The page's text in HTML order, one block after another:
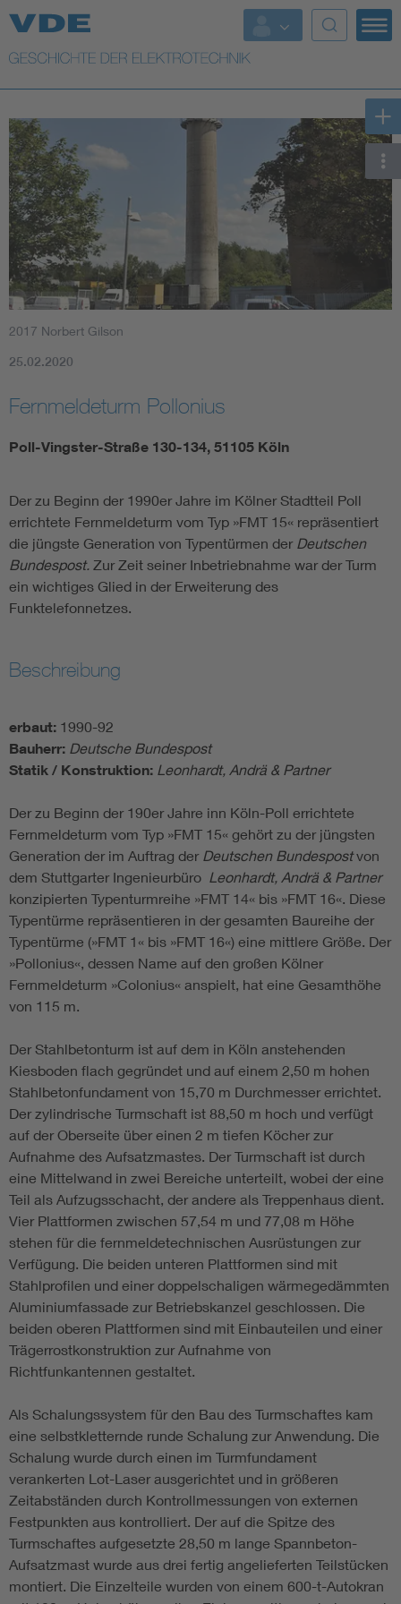
Top Themen
Weitere Themen
2017 Norbert Gilson
25.02.2020
Fernmeldeturm Pollonius
Poll-Vingster-Straße 130-134, 51105 Köln
Der zu Beginn der 1990er Jahre im Kölner Stadtteil Poll
errichtete Fernmeldeturm vom Typ »FMT 15« repräsentiert
die jüngste Generation von Typentürmen der Deutschen
Bundespost. Zur Zeit seiner Inbetriebnahme war der Turm
ein wichtiges Glied in der Erweiterung des
Funktelefonnetzes.
Beschreibung
erbaut: 1990-92
Bauherr: Deutsche Bundespost
Statik / Konstruktion: Leonhardt, Andrä & Partner
Der zu Beginn der 190er Jahre inn Köln-Poll errichtete
Fernmeldeturm vom Typ »FMT 15« gehört zu der jüngsten
Generation der im Auftrag der Deutschen Bundespostvon
dem Stuttgarter Ingenieurbüro Leonhardt, Andrä & Partner
konzipierten Typenturmreihe »FMT 14« bis »FMT 16«. Diese
Typentürme repräsentieren in der gesamten Baureihe der
Typentürme (»FMT 1« bis »FMT 16«) eine mittlere Größe. Der
»Pollonius«, dessen Name auf den großen Kölner
Fernmeldeturm »Colonius« anspielt, hat eine Gesamthöhe
von 115 m.
Der Stahlbetonturm ist auf dem in Köln anstehenden
Kiesboden flach gegründet und auf einem 2,50 m hohen
Stahlbetonfundament von 15,70 m Durchmesser errichtet.
Der zylindrische Turmschaft ist 88,50 m hoch und verfügt
auf der Oberseite über einen 2 m tiefen Köcher zur
Aufnahme des Aufsatzmastes. Der Turmschaft ist durch
eine Mittelwand in zwei Bereiche unterteilt, wobei der eine
Teil als Aufzugsschacht, der andere als Treppenhaus dient.
Vier Plattformen zwischen 57,54 m und 77,08 m Höhe
stehen für die fernmeldetechnischen Ausrüstungen zur
Verfügung. Die beiden unteren Plattformen sind mit
Stahlprofilen und einer doppelschaligen wärmegedämmten
Aluminiumfassade zur Betriebskanzel geschlossen. Die
beiden oberen Plattformen sind mit Einbauteilen und einer
Trägerrostkonstruktion zur Aufnahme von
Richtfunkantennen gestaltet.
Als Schalungssystem für den Bau des Turmschaftes kam
eine selbstkletternde runde Schalung zur Anwendung. Die
Schalung wurde durch einen im Turmfundament
verankerten Lot-Laser ausgerichtet und in größeren
Zeitabständen durch Kontrollmessungen von externen
Festpunkten aus kontrolliert. Der auf die Spitze des
Turmschaftes aufgesetzte 28,50 m lange Spannbeton-
Aufsatzmast wurde aus drei fertig angelieferten Teilstücken
montiert. Die Einzelteile wurden von einem 600-t-Autokran